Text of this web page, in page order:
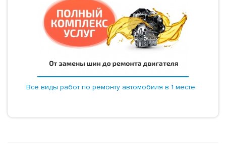
Все виды работ по ремонту автомобиля в 1 месте.